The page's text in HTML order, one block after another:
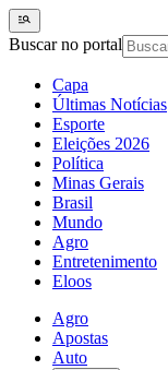
Buscar no portal
Capa
Últimas Notícias
Esporte
Eleições 2026
Política
Minas Gerais
Brasil
Mundo
Agro
Entretenimento
Eloos
Agro
Apostas
Auto